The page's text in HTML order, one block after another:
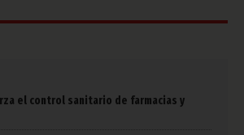
el control sanitario de farmacias y